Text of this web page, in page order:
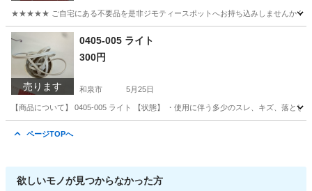
★★★★★ ご自宅にある不要品を是非ジモティースポットへお持ち込みしませんか？
大阪 和泉市 現地
売ります
0405-005 ライト
300円
和泉市 5月25日
【商品について】 0405-005 ライト 【状態】 ・使用に伴う多少のスレ、キズ、落と
ページTOPへ
欲しいモノが見つからなかった方